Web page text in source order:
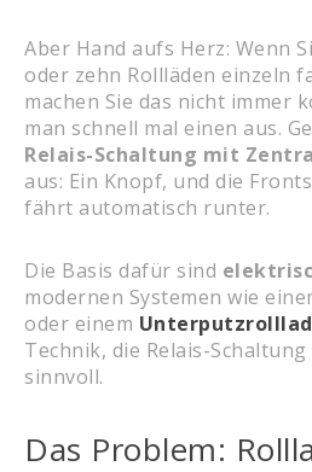
Aber Hand aufs Herz: Wenn
oder zehn Rollläden einzeln
machen Sie das nicht immer
man schnell mal einen aus.
Relais-Schaltung mit
aus: Ein Knopf, und die
fährt automatisch runter.
Die Basis dafür sind
modernen Systemen wie
oder einem
Technik, die Relais-
sinnvoll.
Das Problem: